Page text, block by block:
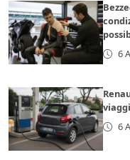
6
6